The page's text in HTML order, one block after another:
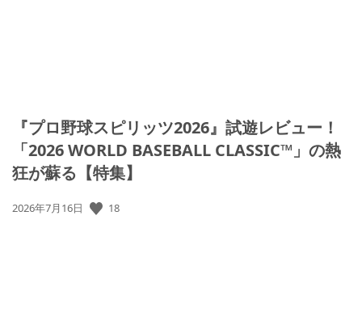
『プロ野球スピリッツ2026』試遊レビュー！
「2026 WORLD BASEBALL CLASSIC™」の熱
狂が蘇る【特集】
公
2026年7月16日 18